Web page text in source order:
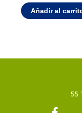
Añadir al
55